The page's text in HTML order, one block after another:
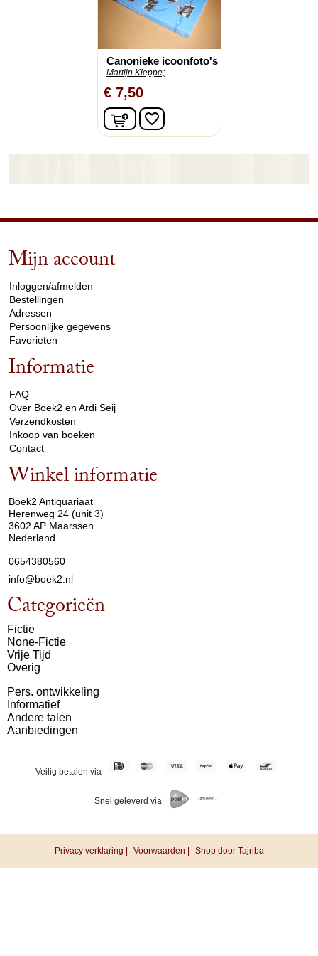
Canonieke icoonfoto's
Martijn Kleppe;
€ 7,50
In winkelwagen
favorite_border
Mijn account
Inloggen/afmelden
Bestellingen
Adressen
Persoonlijke gegevens
Favorieten
Informatie
FAQ
Over Boek2 en Ardi Seij
Verzendkosten
Inkoop van boeken
Contact
Winkel informatie
Boek2 Antiquariaat
Herenweg 24 (unit 3)
3602 AP Maarssen
Nederland
0654380560
info@boek2.nl
Categorieën
Fictie
None-Fictie
Vrije Tijd
Overig
Pers. ontwikkeling
Informatief
Andere talen
Aanbiedingen
Veilig betalen via
Snel geleverd via
Privacy verklaring | Voorwaarden | Shop door Tajriba